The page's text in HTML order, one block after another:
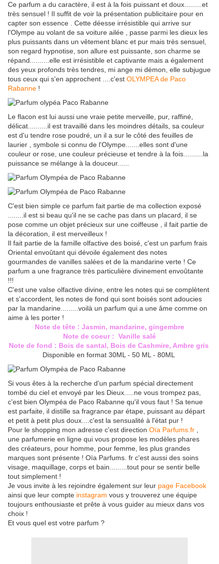
Ce parfum a du caractère, il est à la fois puissant et doux.........et
très sensuel ! Il suffit de voir la présentation publicitaire pour en
capter son essence . Cette déesse irrésistible qui arrive sur
l'Olympe au volant de sa voiture ailée , passe parmi les dieux les
plus puissants dans un vêtement blanc et pur mais très sensuel,
son regard hypnotise, son allure est puissante, son charme se
répand..........elle est irrésistible et captivante mais a également
des yeux profonds très tendres, mi ange mi démon, elle subjugue
tous ceux qui s'en approchent ....c'est OLYMPEA de Paco
Rabanne !
Le flacon est lui aussi une vraie petite merveille, pur, raffiné,
délicat..........il est travaillé dans les moindres détails, sa couleur
est d'u tendre rose poudré, un il a sur le côté des feuilles de
laurier , symbole si connu de l'Olympe.......elles sont d'une
couleur or rose, une couleur précieuse et tendre à la fois..........la
puissance se mélange à la douceur......
C'est bien simple ce parfum fait partie de ma collection exposé
........il est si beau qu'il ne se cache pas dans un placard, il se
pose comme un objet précieux sur une coiffeuse , il fait partie de
la décoration, il est merveilleux !
Il fait partie de la famille olfactive des boisé, c'est un parfum frais
Oriental envoûtant qui dévoile également des notes
gourmandes de vanilles salées et de la mandarine verte ! Ce
parfum a une fragrance très particulière divinement envoûtante
!!!
C'est une valse olfactive divine, entre les notes qui se complètent
et s'accordent, les notes de fond qui sont boisés sont adoucies
par la mandarine.........voilà un parfum qui a une âme comme on
aime à les porter !
Note de tête : Jasmin, mandarine, gingembre
Note de coeur : Vanille salé
Note de fond : Bois de santal, Bois de Cashmire, Ambre gris
Disponible en format 30ML - 50 ML - 80ML
Si vous êtes à la recherche d'un parfum spécial directement
tombé du ciel et envoyé par les Dieux.....ne vous trompez pas,
c'est bien Olympéa de Paco Rabanne qu'il vous faut ! Sa tenue
est parfaite, il distille sa fragrance par étape, puissant au départ
et petit à petit plus doux....c'est la sensualité à l'état pur !
Pour le shopping mon adresse c'est direction Oïa Parfums.fr
une parfumerie en ligne qui vous propose les modèles phares
des créateurs, pour homme, pour femme, les plus grandes
marques sont présente ! Oïa Parfums. fr c'est aussi des soins
visage, maquillage, corps et bain.........tout pour se sentir belle
tout simplement !
Je vous invite à les rejoindre également sur leur page Facebook
ainsi que leur compte instagram vous y trouverez une équipe
toujours enthousiaste et prête à vous guider au mieux dans vos
choix !
Et vous quel est votre parfum ?